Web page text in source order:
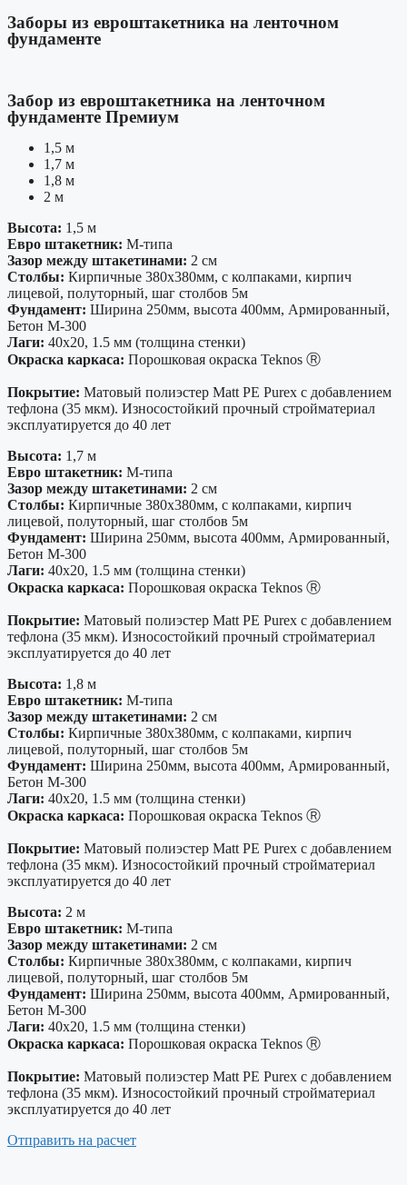
Заборы из евроштакетника на ленточном
фундаменте
Забор из евроштакетника на ленточном
фундаменте Премиум
1,5 м
1,7 м
1,8 м
2 м
Высота: 1,5 м
Евро штакетник: М-типа
Зазор между штакетинами: 2 см
Столбы: Кирпичные 380х380мм, с колпаками, кирпич
лицевой, полуторный, шаг столбов 5м
Фундамент: Ширина 250мм, высота 400мм, Армированный,
Бетон М-300
Лаги: 40х20, 1.5 мм (толщина стенки)
Окраска каркаса: Порошковая окраска Teknos Ⓡ
Покрытие: Матовый полиэстер Matt PE Purex с добавлением
тефлона (35 мкм). Износостойкий прочный стройматериал
эксплуатируется до 40 лет
Высота: 1,7 м
Евро штакетник: М-типа
Зазор между штакетинами: 2 см
Столбы: Кирпичные 380х380мм, с колпаками, кирпич
лицевой, полуторный, шаг столбов 5м
Фундамент: Ширина 250мм, высота 400мм, Армированный,
Бетон М-300
Лаги: 40х20, 1.5 мм (толщина стенки)
Окраска каркаса: Порошковая окраска Teknos Ⓡ
Покрытие: Матовый полиэстер Matt PE Purex с добавлением
тефлона (35 мкм). Износостойкий прочный стройматериал
эксплуатируется до 40 лет
Высота: 1,8 м
Евро штакетник: М-типа
Зазор между штакетинами: 2 см
Столбы: Кирпичные 380х380мм, с колпаками, кирпич
лицевой, полуторный, шаг столбов 5м
Фундамент: Ширина 250мм, высота 400мм, Армированный,
Бетон М-300
Лаги: 40х20, 1.5 мм (толщина стенки)
Окраска каркаса: Порошковая окраска Teknos Ⓡ
Покрытие: Матовый полиэстер Matt PE Purex с добавлением
тефлона (35 мкм). Износостойкий прочный стройматериал
эксплуатируется до 40 лет
Высота: 2 м
Евро штакетник: М-типа
Зазор между штакетинами: 2 см
Столбы: Кирпичные 380х380мм, с колпаками, кирпич
лицевой, полуторный, шаг столбов 5м
Фундамент: Ширина 250мм, высота 400мм, Армированный,
Бетон М-300
Лаги: 40х20, 1.5 мм (толщина стенки)
Окраска каркаса: Порошковая окраска Teknos Ⓡ
Покрытие: Матовый полиэстер Matt PE Purex с добавлением
тефлона (35 мкм). Износостойкий прочный стройматериал
эксплуатируется до 40 лет
Отправить на расчет